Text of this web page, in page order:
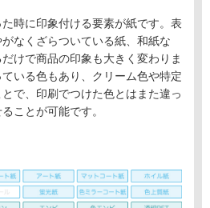
時に印象付ける要素が紙です。表
なくざらついている紙、和紙な
けで商品の印象も大きく変わりま
いる色もあり、クリーム色や特定
で、印刷でつけた色とはまた違っ
ことが可能です。